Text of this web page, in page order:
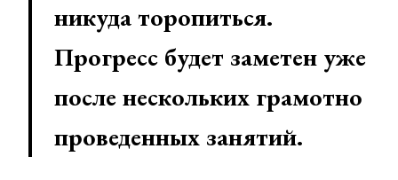
никуда торопиться.
Прогресс будет заметен уже
после нескольких грамотно
проведенных занятий.